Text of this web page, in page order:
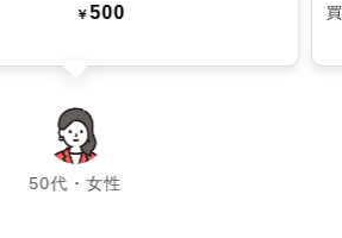
￥500
50代・女性
chevron_left chevron_right